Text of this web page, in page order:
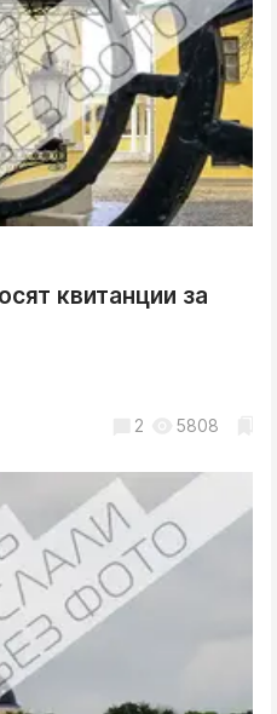
квитанции за
2 5808